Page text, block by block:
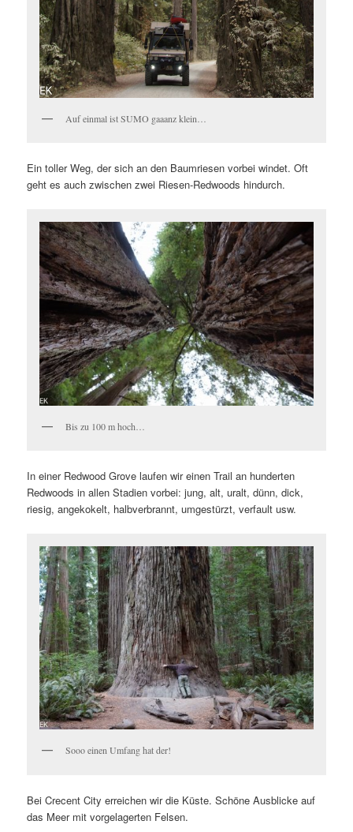
Auf einmal ist SUMO gaaanz klein…
Ein toller Weg, der sich an den Baumriesen vorbei windet. Oft
geht es auch zwischen zwei Riesen-Redwoods hindurch.
Bis zu 100 m hoch…
In einer Redwood Grove laufen wir einen Trail an hunderten
Redwoods in allen Stadien vorbei: jung, alt, uralt, dünn, dick,
riesig, angekokelt, halbverbrannt, umgestürzt, verfault usw.
Sooo einen Umfang hat der!
Bei Crecent City erreichen wir die Küste. Schöne Ausblicke auf
das Meer mit vorgelagerten Felsen.